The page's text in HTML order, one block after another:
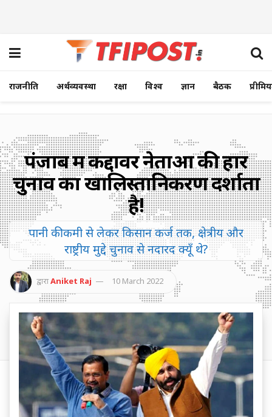
राजनीति अर्थव्यवस्था रक्षा विश्व ज्ञान बैठक
पंजाब में कद्दावर नेताओं की हार
चुनाव का खालिस्तानिकरण दर्शाता
है!
पानी की कमी से लेकर किसान कर्ज तक, क्षेत्रीय और
राष्ट्रीय मुद्दे चुनाव से नदारद क्यूँ थे?
द्वाराAniket Raj 10 March 2022